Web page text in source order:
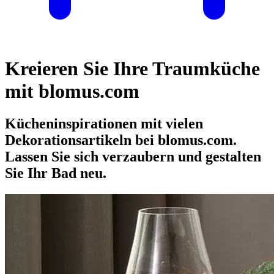
Kreieren Sie Ihre Traumküche
mit blomus.com
Kücheninspirationen mit vielen
Dekorationsartikeln bei blomus.com.
Lassen Sie sich verzaubern und gestalten
Sie Ihr Bad neu.